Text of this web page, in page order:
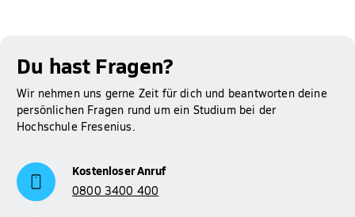
Du hast Fragen?
Wir nehmen uns gerne Zeit für dich und beantworten deine
persönlichen Fragen rund um ein Studium bei der
Hochschule Fresenius.
Kostenloser Anruf
0800 3400 400